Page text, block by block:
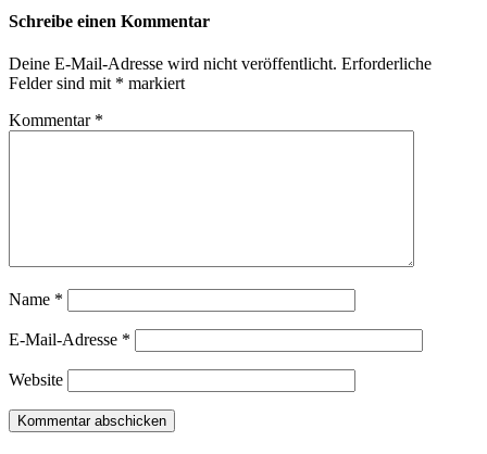
Schreibe einen Kommentar
Deine E-Mail-Adresse wird nicht veröffentlicht. Erforderliche
Felder sind mit * markiert
Kommentar *
Name *
E-Mail-Adresse *
Website